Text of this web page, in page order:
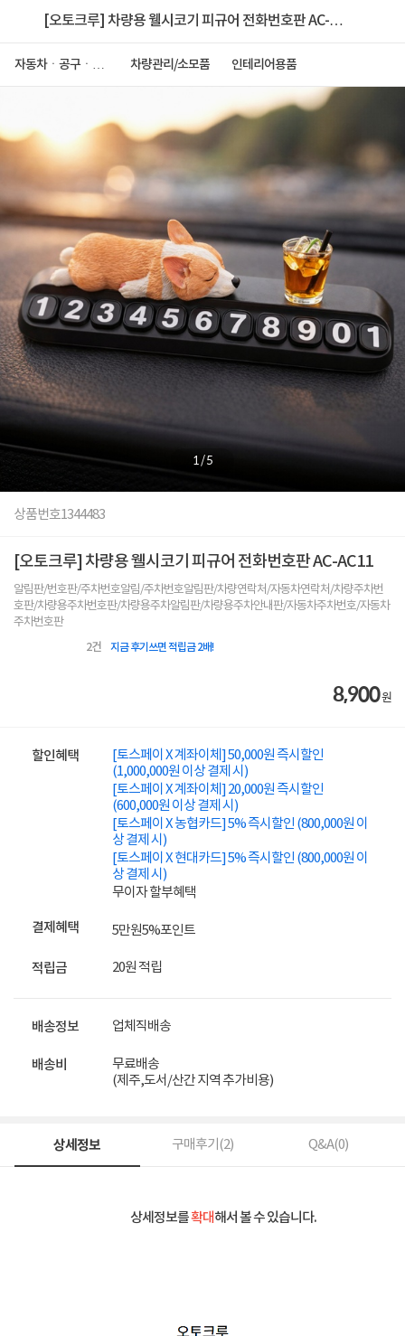
[오토크루] 차량용 웰시코기 피규어 전화번호판 AC-
자동차ㆍ공구ㆍ안
차량관리/소모품 인테리어용품
1/5
상품번호1344483
[오토크루] 차량용 웰시코기 피규어 전화번호판 AC-AC11
알림판/번호판/주차번호알림/주차번호알림판/차량연락처/자동차연락처/차량주차번
호판/차량용주차번호판/차량용주차알림판/차량용주차안내판/자동차주차번호/자동차
주차번호판
2건 지금 후기쓰면 적립금 2배!
8,900원
할인혜택
[토스페이 X 계좌이체] 50,000원 즉시할인
(1,000,000원 이상 결제 시)
[토스페이 X 계좌이체] 20,000원 즉시할인
(600,000원 이상 결제 시)
[토스페이 X 농협카드] 5% 즉시할인 (800,000원 이
상 결제 시)
[토스페이 X 현대카드] 5% 즉시할인 (800,000원 이
상 결제 시)
무이자 할부혜택
결제혜택 5만원5%포인트
적립금 20원 적립
배송정보 업체직배송
배송비
무료배송
(제주,도서/산간 지역 추가비용)
상세정보 구매후기(2) Q&A(0)
상세정보를확대해서 볼 수 있습니다.